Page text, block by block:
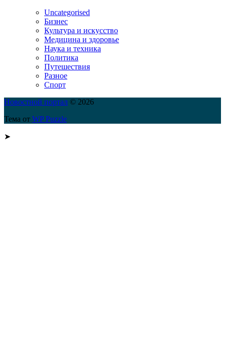
Uncategorised
Бизнес
Культура и искусство
Медицина и здоровье
Наука и техника
Политика
Путешествия
Разное
Спорт
Новостной портал © 2026
Тема от WP Puzzle
➤